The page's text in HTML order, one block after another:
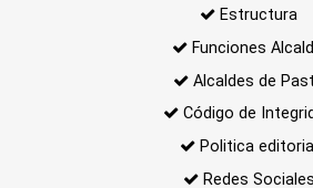
Estructura
Funciones
Alcaldes de
Código de
Politica editorial
Redes Sociales